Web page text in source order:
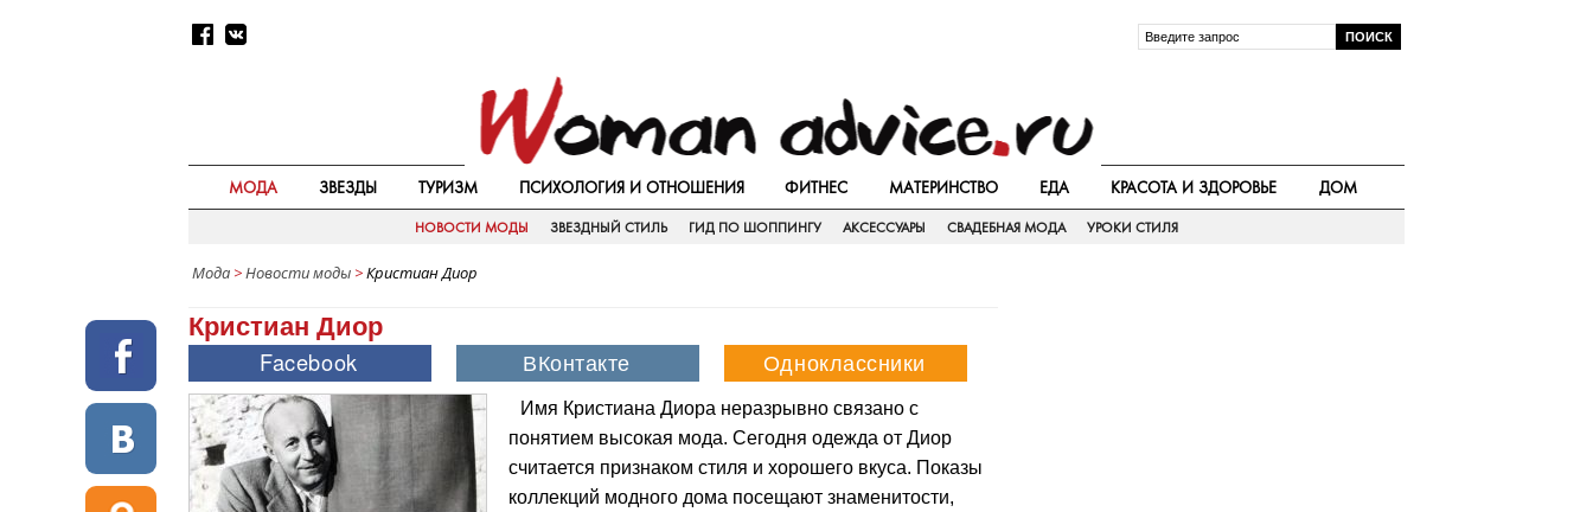
МОДА ЗВЕЗДЫ ТУРИЗМ ПСИХОЛОГИЯ И ОТНОШЕНИЯ ФИТНЕС МАТЕРИНСТВО ЕДА КРАСОТА И ЗДОРОВЬЕ ДОМ
НОВОСТИ МОДЫ ЗВЕЗДНЫЙ СТИЛЬ ГИД ПО ШОППИНГУ АКСЕССУАРЫ СВАДЕБНАЯ МОДА УРОКИ СТИЛЯ
Мода >Новости моды >Кристиан Диор
Кристиан Диор
Имя Кристиана Диора неразрывно связано с
понятием высокая мода. Сегодня одежда от Диор
считается признаком стиля и хорошего вкуса. Показы
коллекций модного дома посещают знаменитости,